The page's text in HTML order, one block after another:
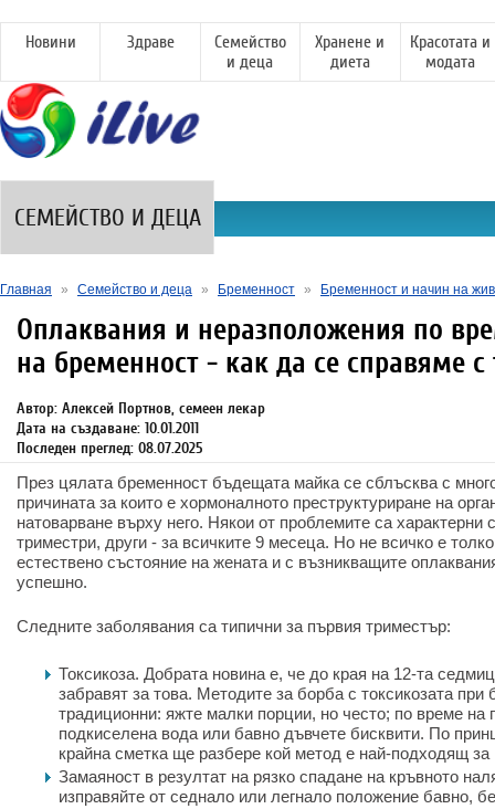
Новини Здраве
Семейство
и деца
Хранене и
диета
Красотата и
модата
СЕМЕЙСТВО И ДЕЦА
Главная » Семейство и деца » Бременност » Бременност и начин на
Оплаквания и неразположения по
на бременност - как да се справяме с
Автор: Алексей Портнов, семеен лекар
Дата на създаване: 10.01.2011
Последен преглед: 08.07.2025
През цялата бременност бъдещата майка се сблъсква с
причината за които е хормоналното преструктуриране на
натоварване върху него. Някои от проблемите са характерни
триместри, други - за всичките 9 месеца. Но не всичко е
естествено състояние на жената и с възникващите
успешно.
Следните заболявания са типични за първия триместър:
Токсикоза. Добрата новина е, че до края на 12-та
забравят за това. Методите за борба с токсикозата
традиционни: яжте малки порции, но често; по време на
подкиселена вода или бавно дъвчете бисквити. По
крайна сметка ще разбере кой метод е най-подходящ за
Замаяност в резултат на рязко спадане на кръвното
изправяйте от седнало или легнало положение бавно,